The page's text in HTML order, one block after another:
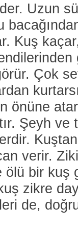
Uzun
Kuş
Çok
önüne
Şeyh
verir.
ölü bir kuş
zikre
de,